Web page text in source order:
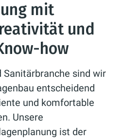
mit
und
how
Sanitärbranche sind wir
entscheidend
und komfortable
Unsere
ist der